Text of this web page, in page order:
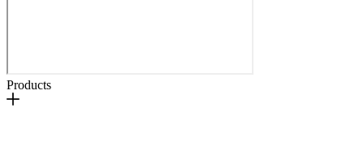
Products